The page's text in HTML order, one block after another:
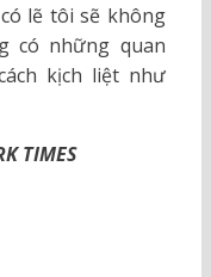
lẽ tôi sẽ không
có những quan
kịch liệt như
TIMES